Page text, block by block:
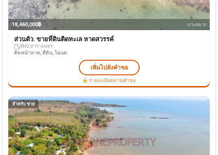
18,460,000฿ เกาะหมาก
ส่วนตัว: ขายที่ดินติดทะเล หาดสวรรค์
3692 ตารางเมตร
ติดหน้าหาด, ที่ดิน, โฉนด
เพิ่มไปยังคำขอ
รายละเอียดตามคำขอ
สำหรับ ขาย